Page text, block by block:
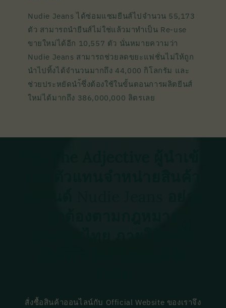
Nudie Jeans ได้ซ่อมแซมยีนส์ไปจำนวน 55,173
ตัว สามารถนำยีนส์ไม่ใช่แล้วมาทำเป็น Re-use
ขายใหม่ได้อีก 10,557 ตัว นั่นหมายความว่า
Nudie Jeans สามารถช่วยลดขยะแฟชั่นไม่ให้ถูก
นำไปทิ้งได้จำนวนมากถึง 44,000 กิโลกรัม และ
ช่วยประหยัดนำ้ซึ่งต้องใช้ในขั้นตอนการผลิตยีนส์
ใหม่ได้มากถึง 386,000,000 ลิตรเลย
สั่งซื้อสินค้าออนไลน์กับ Official Website ของเราจึง